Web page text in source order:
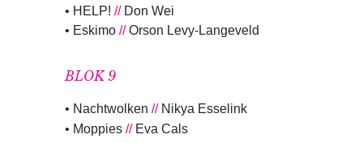
• HELP! //Don Wei
• Eskimo //Orson Levy-Langeveld
BLOK 9
• Nachtwolken // Nikya Esselink
• Moppies //Eva Cals